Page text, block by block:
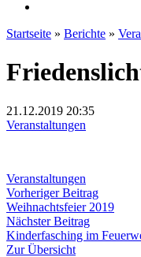
Startseite » Berichte »
21.12.2019 20:35
Veranstaltungen
Veranstaltungen
Vorheriger Beitrag
Beitrag:
Weihnachtsfeier 2019
Nächster BeitragNächster
Beitrag:
Kinderfasching im
Zur Übersicht